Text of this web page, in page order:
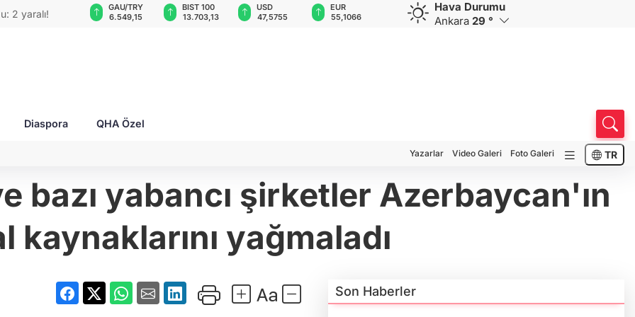
bombalı6.549,15
BIST 100
13.703,13
USD
47,5755
EUR
55,1066
GBP
64,2298
CHF
59,0072
CAD
33,9633
Hava Durumu
Ankara 29 °
Diaspora QHA Özel
Yazarlar Video Galeri Foto Galeri TR
bazı yabancı şirketler Azerbaycan'ın
kaynaklarını yağmaladı
Son Haberler